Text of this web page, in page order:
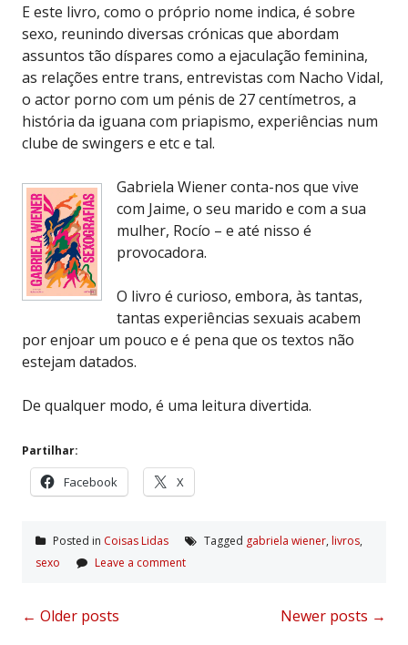
E este livro, como o próprio nome indica, é sobre
sexo, reunindo diversas crónicas que abordam
assuntos tão díspares como a ejaculação feminina,
as relações entre trans, entrevistas com Nacho Vidal,
o actor porno com um pénis de 27 centímetros, a
história da iguana com priapismo, experiências num
clube de swingers e etc e tal.
Gabriela Wiener conta-nos que vive
com Jaime, o seu marido e com a sua
mulher, Rocío – e até nisso é
provocadora.
O livro é curioso, embora, às tantas,
tantas experiências sexuais acabem
por enjoar um pouco e é pena que os textos não
estejam datados.
De qualquer modo, é uma leitura divertida.
Partilhar:
Facebook X
Posted in Coisas Lidas Tagged gabriela wiener, livros,
sexo
Leave a comment
Posts
← Older posts Newer posts →